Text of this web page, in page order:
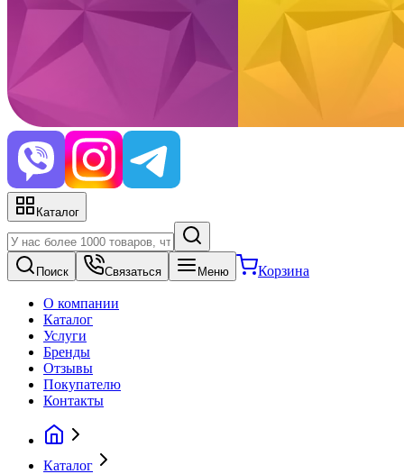
Каталог
Поиск Связаться Меню Корзина
О компании
Каталог
Услуги
Бренды
Отзывы
Покупателю
Контакты
Каталог